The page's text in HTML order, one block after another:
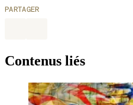
PARTAGER
Contenus liés